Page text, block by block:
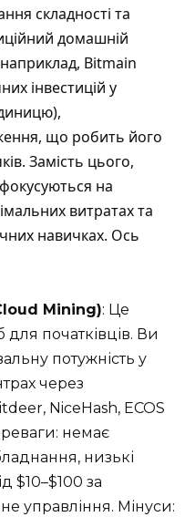
складності та
домашній
Bitmain
інвестицій у
що робить його
Замість цього,
на
витратах та
навичках. Ось
Mining): Це
початківців. Ви
потужність у
через
NiceHash, ECOS
немає
низькі
$10–$100 за
управління. Мінуси: